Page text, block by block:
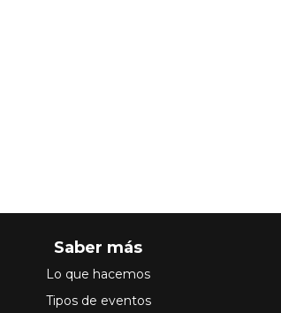
Saber más
Lo que hacemos
Tipos de eventos